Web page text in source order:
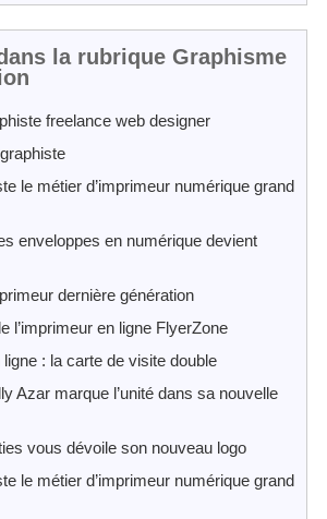
la rubrique Graphisme
freelance web designer
le métier d’imprimeur numérique grand
enveloppes en numérique devient
dernière génération
l’imprimeur en ligne FlyerZone
: la carte de visite double
Azar marque l’unité dans sa nouvelle
vous dévoile son nouveau logo
le métier d’imprimeur numérique grand